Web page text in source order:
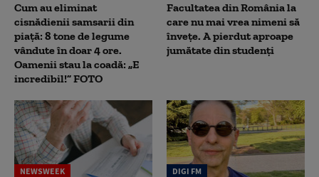
Cum au eliminat
cisnădienii samsarii din
piață: 8 tone de legume
vândute în doar 4 ore.
Oamenii stau la coadă: „E
incredibil!” FOTO
Facultatea din România la
care nu mai vrea nimeni să
înveţe. A pierdut aproape
jumătate din studenţi
NEWSWEEK DIGI FM